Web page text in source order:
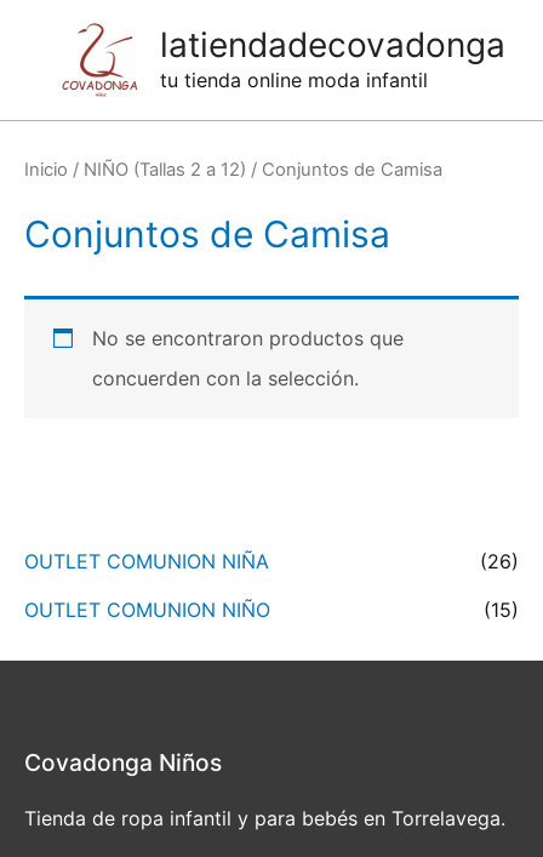
latiendadecovadonga
tu tienda online moda infantil
Inicio / NIÑO (Tallas 2 a 12) / Conjuntos de Camisa
Conjuntos de Camisa
No se encontraron productos que
concuerden con la selección.
OUTLET COMUNION NIÑA
(26)
OUTLET COMUNION NIÑO
(15)
Covadonga Niños
Tienda de ropa infantil y para bebés en Torrelavega.